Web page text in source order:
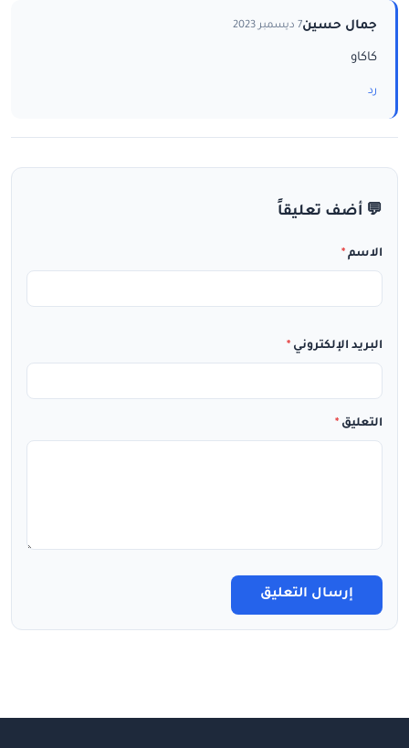
جمال حسين7 ديسمبر 2023
كاكاو
رد
💬 أضف تعليقاً
الاسم *
البريد الإلكتروني *
التعليق *
إرسال التعليق